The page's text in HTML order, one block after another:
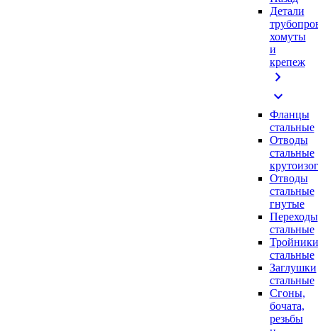
Детали
хомуты
и
крепеж
chevron_right
expand_more
Фланцы
стальные
Отводы
стальные
Отводы
стальные
гнутые
Переходы
стальные
Тройники
стальные
Заглушки
стальные
Сгоны,
бочата,
резьбы